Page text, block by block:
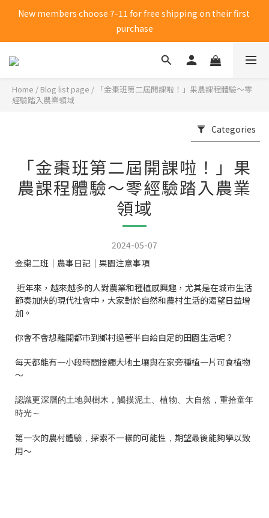
New members choose 7-11 for free shipping on their first
purchase
New members choose 7-11 for free shipping on their first
purchase
Click me to receive 50 yuan shopping credit
New members choose 7-11 for free shipping on their first
Home / Blog list page / 「金棗班第二屆開課啦！」果農課程體驗～零
經驗踏入農業領域
Categories
「金棗班第二屆開課啦！」果
農課程體驗～零經驗踏入農業
領域
2024-05-07
金棗二班｜農事日記｜果園注意事項
近年來，越來越多的人對農業和種植感興趣，尤其是在城市生活
節奏加快的現代社會中，大家對於自然和農村生活的渴望日益增
加。
你會不會想離開都市到鄉村過著半自給自足的田園生活呢？
每天都能有一小段時間接觸大地土壤與在家旁種植一片可食植物
～
認識更深層的土地與樹木，觸摸泥土、植物、大自然，重拾童年
時光～
第一次的農村體驗 ，探索不一樣的可能性 ，期望最後能夠學以致
用～